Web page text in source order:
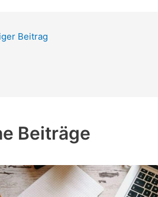
Beitrag
Beiträge